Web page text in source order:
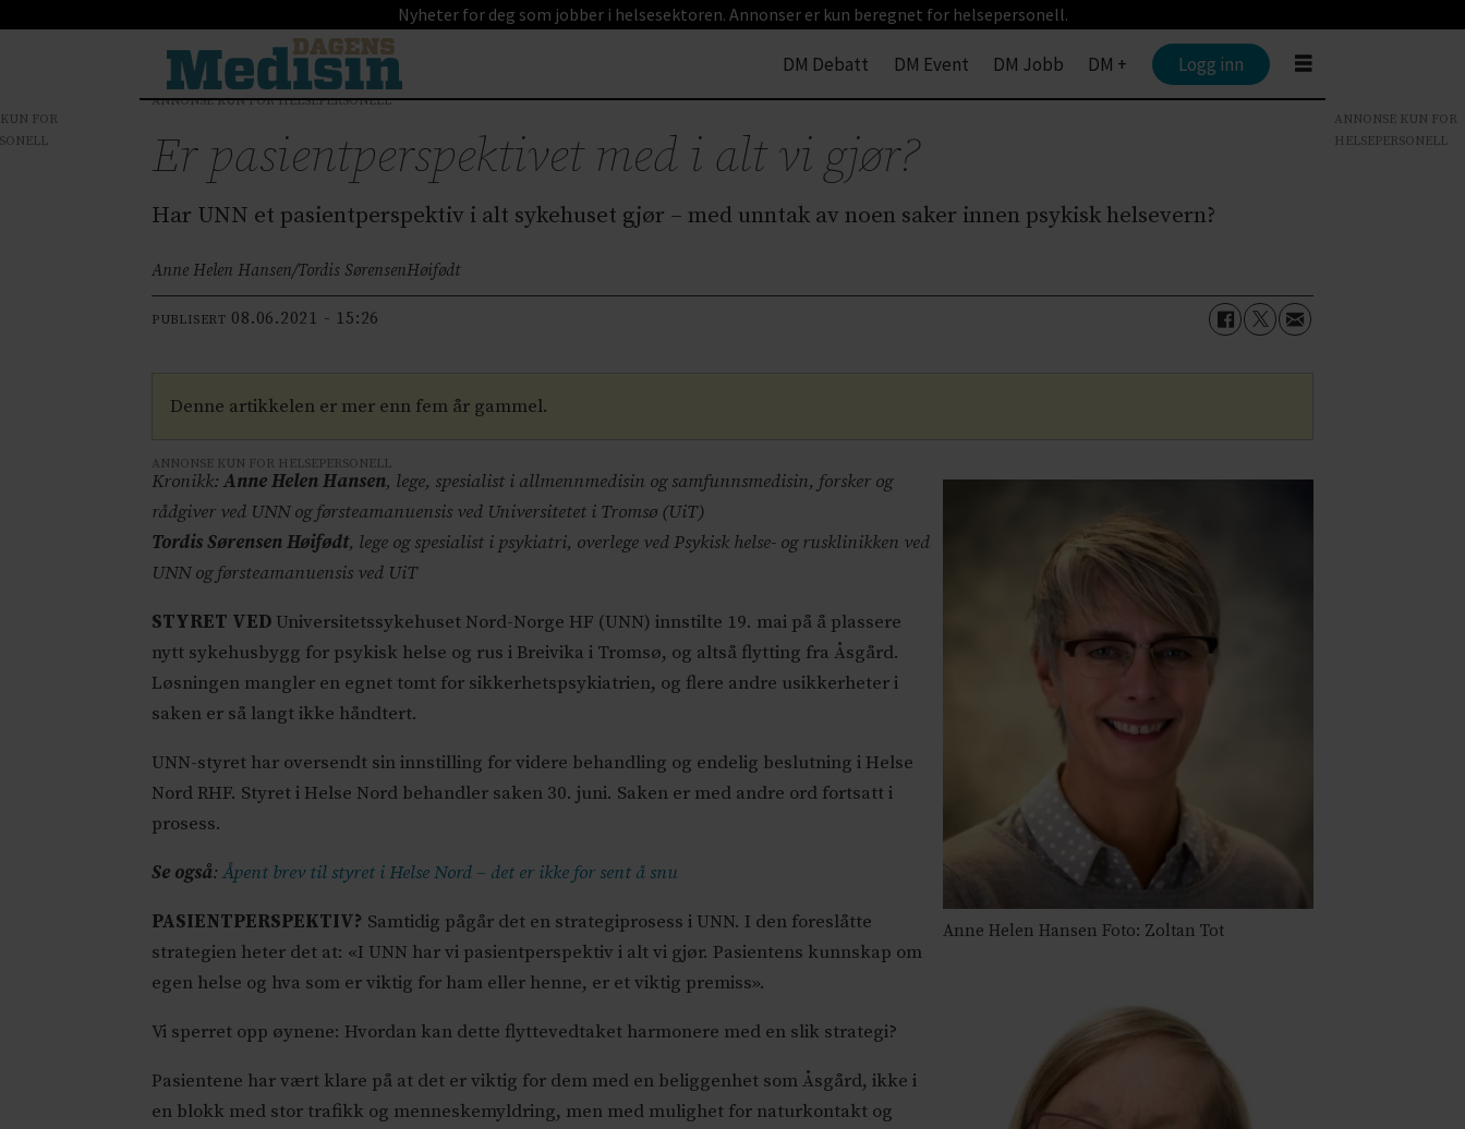
Nyheter for deg som jobber i helsesektoren. Annonser er kun beregnet for helsepersonell.
DM Debatt DM Event DM Jobb DM + Logg inn
ANNONSE KUN FOR HELSEPERSONELL
Er pasientperspektivet med i alt vi gjør?
Har UNN et pasientperspektiv i alt sykehuset gjør – med unntak av noen saker innen psykisk helsevern?
Anne Helen Hansen/Tordis SørensenHøifødt
PUBLISERT 08.06.2021 - 15:26
Denne artikkelen er mer enn fem år gammel.
ANNONSE KUN FOR HELSEPERSONELL
Anne Helen Hansen Foto: Zoltan Tot
Kronikk:Anne Helen Hansen, lege, spesialist i allmennmedisin og samfunnsmedisin, forsker og
rådgiver ved UNN og førsteamanuensis ved Universitetet i Tromsø (UiT)
Tordis Sørensen Høifødt, lege og spesialist i psykiatri, overlege ved Psykisk helse- og rusklinikken ved
UNN og førsteamanuensis ved UiT
STYRET VED Universitetssykehuset Nord-Norge HF (UNN) innstilte 19. mai på å plassere
nytt sykehusbygg for psykisk helse og rus i Breivika i Tromsø, og altså flytting fra Åsgård.
Løsningen mangler en egnet tomt for sikkerhetspsykiatrien, og flere andre usikkerheter i
saken er så langt ikke håndtert.
UNN-styret har oversendt sin innstilling for videre behandling og endelig beslutning i Helse
Nord RHF. Styret i Helse Nord behandler saken 30. juni. Saken er med andre ord fortsatt i
prosess.
Se også:Åpent brev til styret i Helse Nord – det er ikke for sent å snu
PASIENTPERSPEKTIV? Samtidig pågår det en strategiprosess i UNN. I den foreslåtte
strategien heter det at: «I UNN har vi pasientperspektiv i alt vi gjør. Pasientens kunnskap om
egen helse og hva som er viktig for ham eller henne, er et viktig premiss».
Vi sperret opp øynene: Hvordan kan dette flyttevedtaket harmonere med en slik strategi?
Pasientene har vært klare på at det er viktig for dem med en beliggenhet som Åsgård, ikke i
en blokk med stor trafikk og menneskemyldring, men med mulighet for naturkontakt og
FOR
ANNONSE KUN FOR
HELSEPERSONELL